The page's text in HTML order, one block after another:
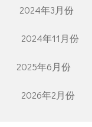
2024年3月份
2024年11月份
2025年6月份
2026年2月份